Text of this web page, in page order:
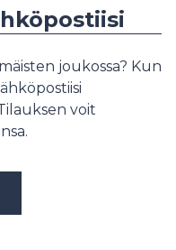
joukossa? Kun
voit